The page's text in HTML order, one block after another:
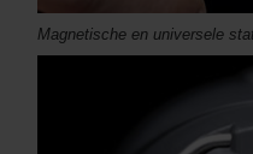
Magnetische en universele